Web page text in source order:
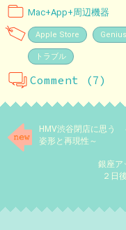
Mac+App+周辺機器
Apple Store
トラブル
Comment (7)
HMV渋谷閉店に思う
姿形と再現性～
銀座ア
２日